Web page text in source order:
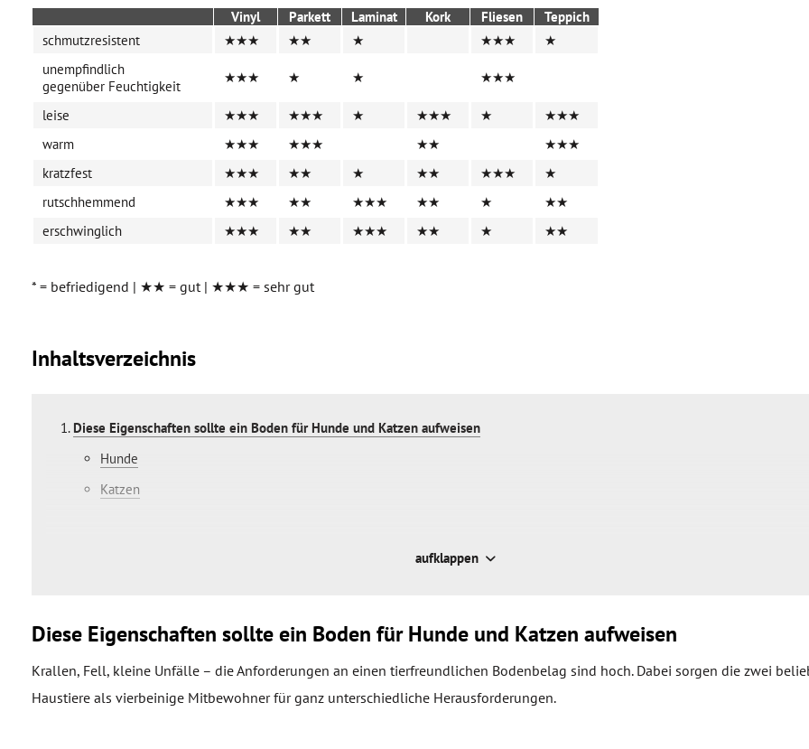
Vinyl Parkett Laminat Kork Fliesen
Teppich
schmutzresistent
★★★ ★★ ★ ★★★
★
unempfindlich
gegenüber Feuchtigkeit
★★★ ★ ★ ★★★
leise ★★★ ★★★ ★ ★★★ ★
★★★
warm
★★★ ★★★ ★★
★★★
kratzfest
★★★ ★★ ★ ★★ ★★★
★
rutschhemmend
★★★ ★★ ★★★ ★★ ★
★★
erschwinglich
★★★ ★★ ★★★ ★★ ★ ★★
* = befriedigend | ★★ = gut | ★★★ = sehr gut
Inhaltsverzeichnis
Diese Eigenschaften sollte ein Boden für Hunde und Katzen aufweisen
Hunde
Katzen
Diese Bodenbeläge eignen sich mäßig gut für Hunde und Katzen
Kork
aufklappen
Diese Eigenschaften sollte ein Boden für Hunde und Katzen aufweisen
Krallen, Fell, kleine Unfälle – die Anforderungen an einen tierfreundlichen Bodenbelag sind hoch. Dabei sorgen die zwei
Haustiere als vierbeinige Mitbewohner für ganz unterschiedliche Herausforderungen.